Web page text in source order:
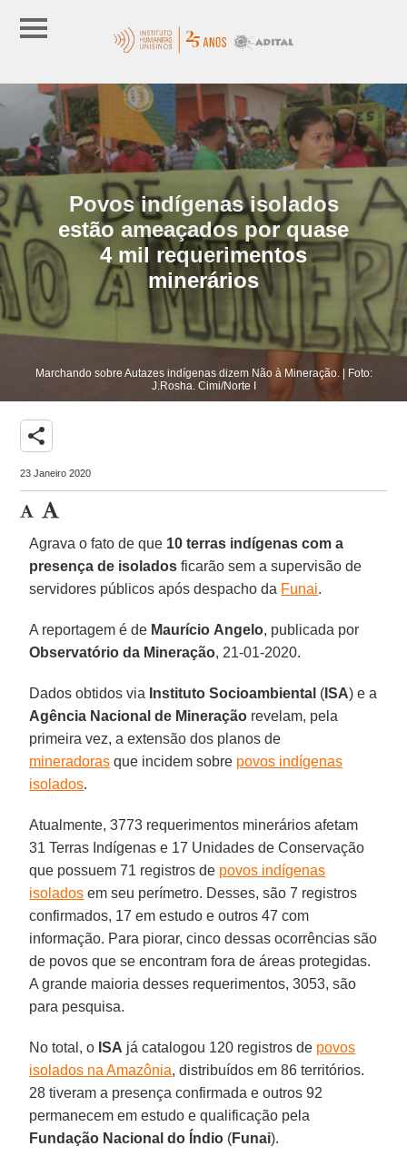
Povos indígenas isolados
estão ameaçados por quase
4 mil requerimentos
minerários
Marchando sobre Autazes indígenas dizem Não à Mineração. | Foto:
J.Rosha. Cimi/Norte I
share
23 Janeiro 2020
Agrava o fato de que 10 terras indígenas com a
presença de isolados ficarão sem a supervisão de
servidores públicos após despacho da Funai.
A reportagem é de Maurício Angelo, publicada por
Observatório da Mineração, 21-01-2020.
Dados obtidos via Instituto Socioambiental ( ISA) e a
Agência Nacional de Mineração revelam, pela
primeira vez, a extensão dos planos de
mineradoras que incidem sobre povos indígenas
isolados.
Atualmente, 3773 requerimentos minerários afetam
31 Terras Indígenas e 17 Unidades de Conservação
que possuem 71 registros de povos indígenas
isolados em seu perímetro. Desses, são 7 registros
confirmados, 17 em estudo e outros 47 com
informação. Para piorar, cinco dessas ocorrências são
de povos que se encontram fora de áreas protegidas.
A grande maioria desses requerimentos, 3053, são
para pesquisa.
No total, o ISA já catalogou 120 registros de povos
isolados na Amazônia, distribuídos em 86 territórios.
28 tiveram a presença confirmada e outros 92
permanecem em estudo e qualificação pela
Fundação Nacional do Índio (Funai).